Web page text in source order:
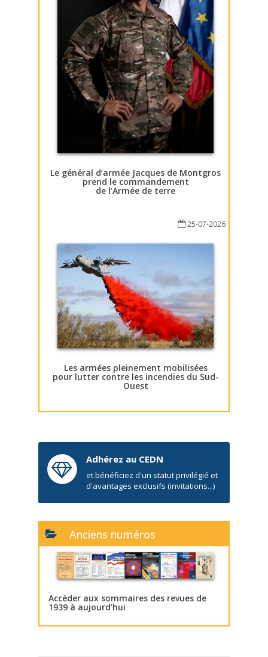
Le général d’armée Jacques de Montgros
prend le commandement
de l’Armée de terre
25-07-2026
Les armées pleinement mobilisées
pour lutter contre les incendies du Sud-
Ouest
Adhérez au CEDN
et bénéficiez d'un statut privilégié et
d'avantages exclusifs (invitations...)
Anciens numéros
Accéder aux sommaires des revues de
1939 à aujourd’hui